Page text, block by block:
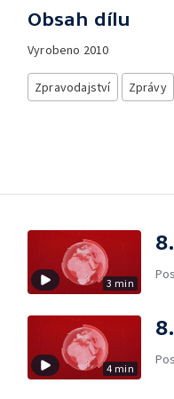
Obsah dílu
Vyrobeno 2010
Zpravodajství Zprávy
3 min
4 min